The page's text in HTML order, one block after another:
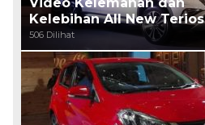
Kelebihan All New Terios
506 Dilihat